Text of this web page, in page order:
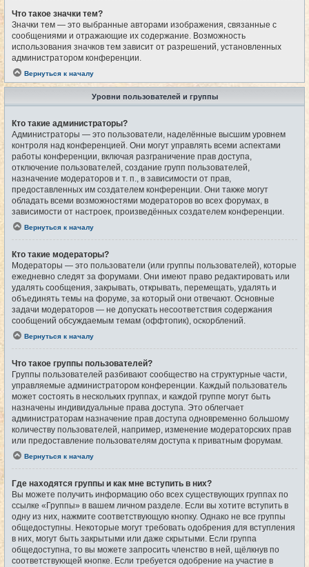
Что такое значки тем?
Значки тем — это выбранные авторами изображения, связанные с
сообщениями и отражающие их содержание. Возможность
использования значков тем зависит от разрешений, установленных
администратором конференции.
Вернуться к началу
Уровни пользователей и группы
Кто такие администраторы?
Администраторы — это пользователи, наделённые высшим уровнем
контроля над конференцией. Они могут управлять всеми аспектами
работы конференции, включая разграничение прав доступа,
отключение пользователей, создание групп пользователей,
назначение модераторов и т. п., в зависимости от прав,
предоставленных им создателем конференции. Они также могут
обладать всеми возможностями модераторов во всех форумах, в
зависимости от настроек, произведённых создателем конференции.
Вернуться к началу
Кто такие модераторы?
Модераторы — это пользователи (или группы пользователей), которые
ежедневно следят за форумами. Они имеют право редактировать или
удалять сообщения, закрывать, открывать, перемещать, удалять и
объединять темы на форуме, за который они отвечают. Основные
задачи модераторов — не допускать несоответствия содержания
сообщений обсуждаемым темам (оффтопик), оскорблений.
Вернуться к началу
Что такое группы пользователей?
Группы пользователей разбивают сообщество на структурные части,
управляемые администратором конференции. Каждый пользователь
может состоять в нескольких группах, и каждой группе могут быть
назначены индивидуальные права доступа. Это облегчает
администраторам назначение прав доступа одновременно большому
количеству пользователей, например, изменение модераторских прав
или предоставление пользователям доступа к приватным форумам.
Вернуться к началу
Где находятся группы и как мне вступить в них?
Вы можете получить информацию обо всех существующих группах по
ссылке «Группы» в вашем личном разделе. Если вы хотите вступить в
одну из них, нажмите соответствующую кнопку. Однако не все группы
общедоступны. Некоторые могут требовать одобрения для вступления
в них, могут быть закрытыми или даже скрытыми. Если группа
общедоступна, то вы можете запросить членство в ней, щёлкнув по
соответствующей кнопке. Если требуется одобрение на участие в